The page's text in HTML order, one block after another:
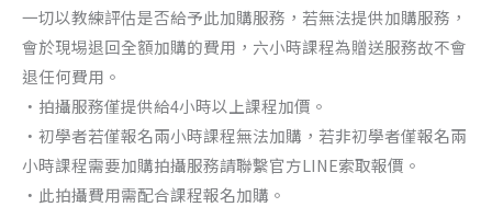
一切以教練評估是否給予此加購服務，若無法提供加購服務，
會於現埸退回全額加購的費用，六小時課程為贈送服務故不會
退任何費用。
‧拍攝服務僅提供給4小時以上課程加價。
‧初學者若僅報名兩小時課程無法加購，若非初學者僅報名兩
小時課程需要加購拍攝服務請聯繫官方LINE索取報價。
‧此拍攝費用需配合課程報名加購。